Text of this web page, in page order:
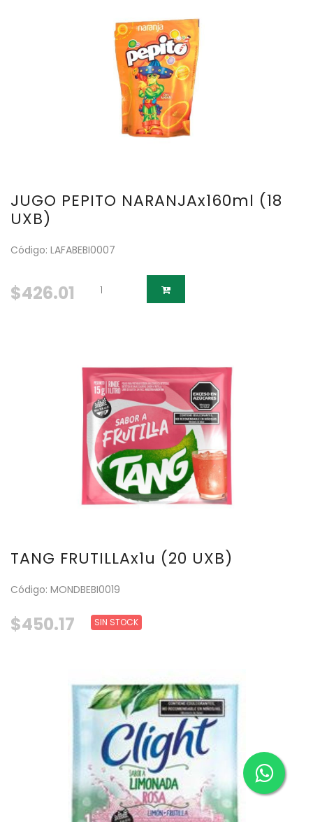
JUGO PEPITO NARANJAx160ml (18
UXB)
Código: LAFABEBI0007
$426.01
TANG FRUTILLAx1u (20 UXB)
Código: MONDBEBI0019
$450.17 SIN STOCK